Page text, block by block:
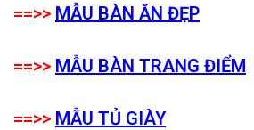
==>> MẪU BÀN ĂN ĐẸP
==>> MẪU BÀN TRANG ĐIỂM
==>> MẪU TỦ GIÀY